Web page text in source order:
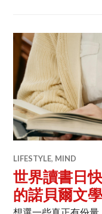
LIFESTYLE, MIND
世界讀書日
的諾貝爾文